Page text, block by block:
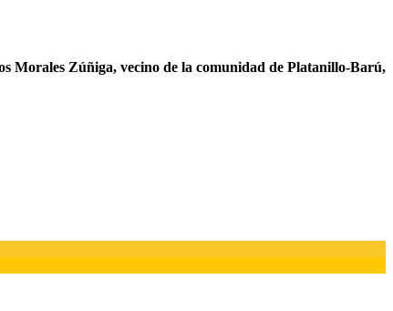
Morales Zúñiga, vecino de la comunidad de Platanillo-Barú,